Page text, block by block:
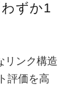
ずか1
リンク構造
評価を高